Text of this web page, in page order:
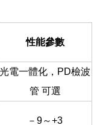
性能參數
光電一體化，PD檢波
管 可選
－9～+3